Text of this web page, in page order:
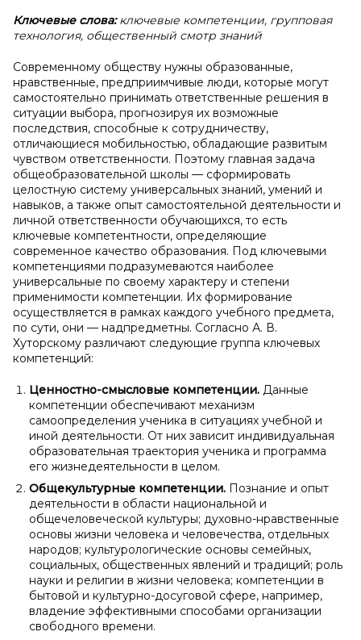
Ключевые слова:ключевые компетенции, групповая
технология, общественный смотр знаний
Современному обществу нужны образованные,
нравственные, предприимчивые люди, которые могут
самостоятельно принимать ответственные решения в
ситуации выбора, прогнозируя их возможные
последствия, способные к сотрудничеству,
отличающиеся мобильностью, обладающие развитым
чувством ответственности. Поэтому главная задача
общеобразовательной школы — сформировать
целостную систему универсальных знаний, умений и
навыков, а также опыт самостоятельной деятельности и
личной ответственности обучающихся, то есть
ключевые компетентности, определяющие
современное качество образования. Под ключевыми
компетенциями подразумеваются наиболее
универсальные по своему характеру и степени
применимости компетенции. Их формирование
осуществляется в рамках каждого учебного предмета,
по сути, они — надпредметны. Согласно А. В.
Хуторскому различают следующие группа ключевых
компетенций:
Ценностно-смысловые компетенции. Данные
компетенции обеспечивают механизм
самоопределения ученика в ситуациях учебной и
иной деятельности. От них зависит индивидуальная
образовательная траектория ученика и программа
его жизнедеятельности в целом.
Общекультурные компетенции. Познание и опыт
деятельности в области национальной и
общечеловеческой культуры; духовно-нравственные
основы жизни человека и человечества, отдельных
народов; культурологические основы семейных,
социальных, общественных явлений и традиций; роль
науки и религии в жизни человека; компетенции в
бытовой и культурно-досуговой сфере, например,
владение эффективными способами организации
свободного времени.